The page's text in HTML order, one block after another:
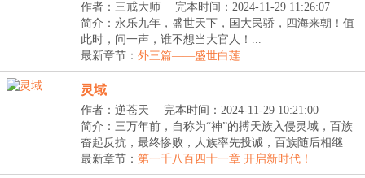
作者：三戒大师
完本时间：2024-11-29 11:26:07
简介：永乐九年，盛世天下，国大民骄，四海来朝！值
此时，问一声，谁不想当大官人！...
最新章节： 外三篇——盛世白莲
灵域
作者：逆苍天
完本时间：2024-11-29 10:21:00
简介：三万年前，自称为“神”的搏天族入侵灵域，百族
奋起反抗，最终惨败，人族率先投诚，百族随后相继
臣...
最新章节： 第一千八百四十一章 开启新时代！